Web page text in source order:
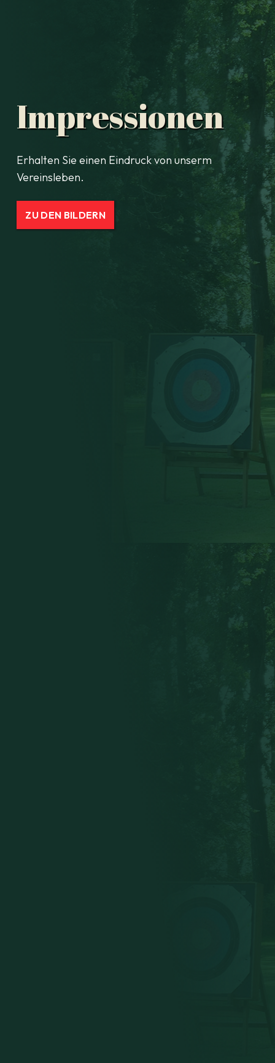
Impressionen
Erhalten Sie einen Eindruck von unserm
Vereinsleben.
ZU DEN BILDERN